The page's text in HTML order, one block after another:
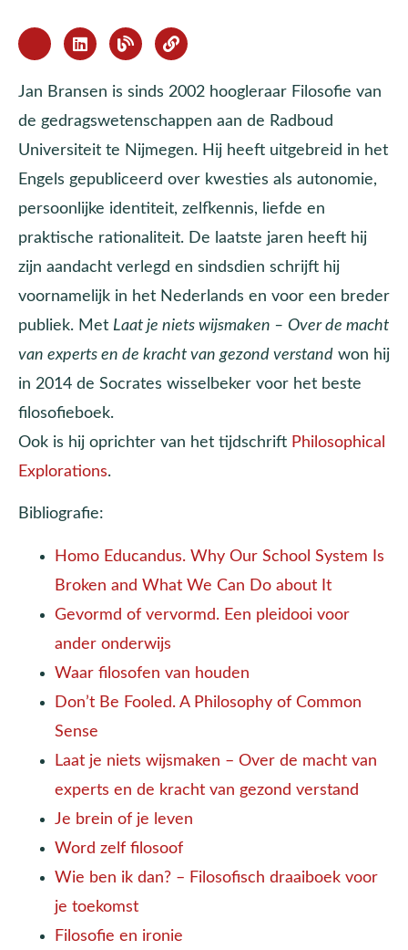
Jan Bransen is sinds 2002 hoogleraar Filosofie van
de gedragswetenschappen aan de Radboud
Universiteit te Nijmegen. Hij heeft uitgebreid in het
Engels gepubliceerd over kwesties als autonomie,
persoonlijke identiteit, zelfkennis, liefde en
praktische rationaliteit. De laatste jaren heeft hij
zijn aandacht verlegd en sindsdien schrijft hij
voornamelijk in het Nederlands en voor een breder
publiek. Met Laat je niets wijsmaken – Over de macht
van experts en de kracht van gezond verstand won hij
in 2014 de Socrates wisselbeker voor het beste
filosofieboek.
Ook is hij oprichter van het tijdschrift Philosophical
Explorations.
Bibliografie:
Homo Educandus. Why Our School System Is
Broken and What We Can Do about It
Gevormd of vervormd. Een pleidooi voor
ander onderwijs
Waar filosofen van houden
Don’t Be Fooled. A Philosophy of Common
Sense
Laat je niets wijsmaken – Over de macht van
experts en de kracht van gezond verstand
Je brein of je leven
Word zelf filosoof
Wie ben ik dan? – Filosofisch draaiboek voor
je toekomst
Filosofie en ironie